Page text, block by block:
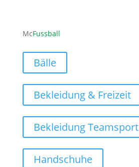
McFussball
Bälle
Bekleidung & Freizeit
Bekleidung Teamsport
Handschuhe